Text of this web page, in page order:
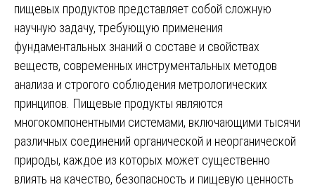
пищевых продуктов представляет собой сложную
научную задачу, требующую применения
фундаментальных знаний о составе и свойствах
веществ, современных инструментальных методов
анализа и строгого соблюдения метрологических
принципов. Пищевые продукты являются
многокомпонентными системами, включающими тысячи
различных соединений органической и неорганической
природы, каждое из которых может существенно
влиять на качество, безопасность и пищевую ценность